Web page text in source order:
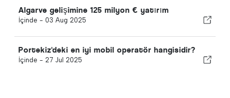
Algarve gelişimine 125 milyon € yatırım
İçinde - 03 Aug 2025
Portekiz'deki en iyi mobil operatör hangisidir?
İçinde - 27 Jul 2025